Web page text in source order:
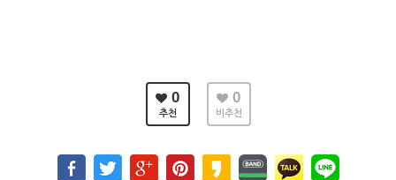
0
추천
0
비추천